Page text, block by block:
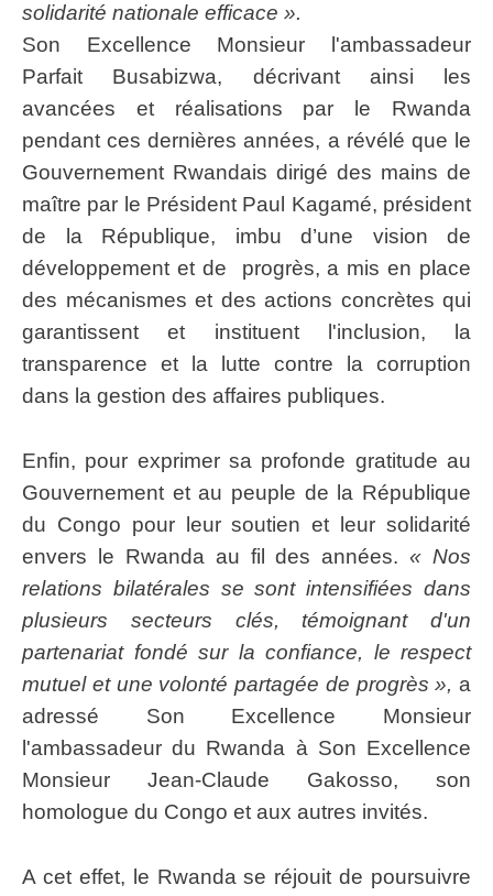
solidarité nationale efficace ».
Son Excellence Monsieur l'ambassadeur
Parfait Busabizwa, décrivant ainsi les
avancées et réalisations par le Rwanda
pendant ces dernières années, a révélé que le
Gouvernement Rwandais dirigé des mains de
maître par le Président Paul Kagamé, président
de la République, imbu d’une vision de
développement et de progrès, a mis en place
des mécanismes et des actions concrètes qui
garantissent et instituent l'inclusion, la
transparence et la lutte contre la corruption
dans la gestion des affaires publiques.
Enfin, pour exprimer sa profonde gratitude au
Gouvernement et au peuple de la République
du Congo pour leur soutien et leur solidarité
envers le Rwanda au fil des années.« Nos
relations bilatérales se sont intensifiées dans
plusieurs secteurs clés, témoignant d'un
partenariat fondé sur la confiance, le respect
mutuel et une volonté partagée de progrès », a
adressé Son Excellence Monsieur
l'ambassadeur du Rwanda à Son Excellence
Monsieur Jean-Claude Gakosso, son
homologue du Congo et aux autres invités.
A cet effet, le Rwanda se réjouit de poursuivre